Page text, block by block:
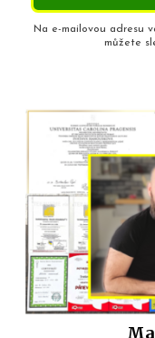
Na e-mailovou adresu
můžete